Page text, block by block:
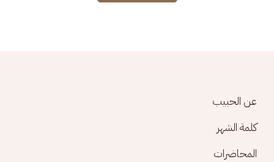
Footer menu
عن الحبيب
كلمة الشهر
المحاضرات